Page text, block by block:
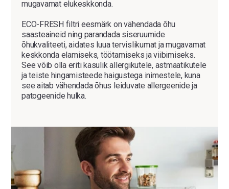
mugavamat elukeskkonda.
ECO-FRESH filtri eesmärk on vähendada õhu
saasteaineid ning parandada siseruumide
õhukvaliteeti, aidates luua tervislikumat ja mugavamat
keskkonda elamiseks, töötamiseks ja viibimiseks.
See võib olla eriti kasulik allergikutele, astmaatikutele
ja teiste hingamisteede haigustega inimestele, kuna
see aitab vähendada õhus leiduvate allergeenide ja
patogeenide hulka.